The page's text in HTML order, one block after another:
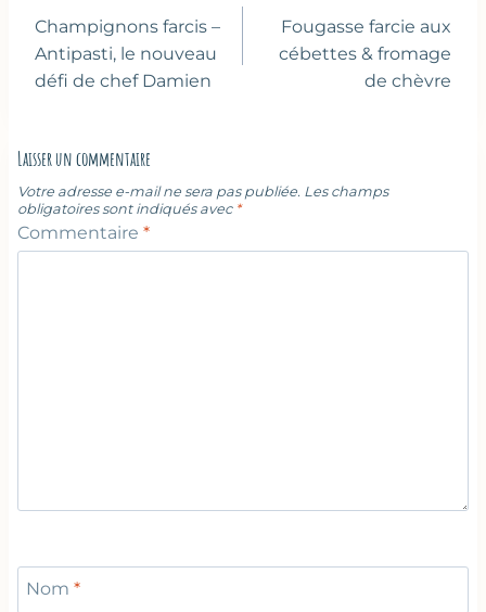
de
l’article
Champignons farcis –
Antipasti, le nouveau
défi de chef Damien
Fougasse farcie aux
cébettes & fromage
de chèvre
Laisser un commentaire
Votre adresse e-mail ne sera pas publiée. Les champs
obligatoires sont indiqués avec *
Commentaire *
Nom *